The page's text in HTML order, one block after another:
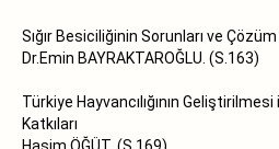
Sığır Besiciliğinin Sorunları ve
Dr.Emin BAYRAKTAROĞLU. (S.163)
Türkiye Hayvancılığının
Katkıları
Haşim ÖĞÜT. (S.169)